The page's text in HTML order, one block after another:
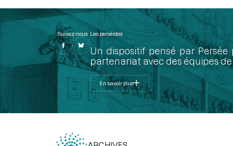
Suivez-nous Les perséides
Un dispositif pensé par
partenariat avec des équipes
En savoir plus